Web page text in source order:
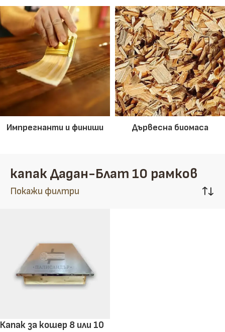
Импрегнанти и финиши Дървесна биомаса
капак Дадан-Блат 10 рамков
Покажи филтри
Капак за кошер 8 или 10